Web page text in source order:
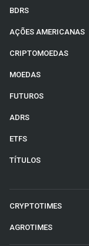
BDRS
AÇÕES AMERICANAS
CRIPTOMOEDAS
MOEDAS
FUTUROS
ADRS
ETFS
TÍTULOS
CRYPTOTIMES
AGROTIMES